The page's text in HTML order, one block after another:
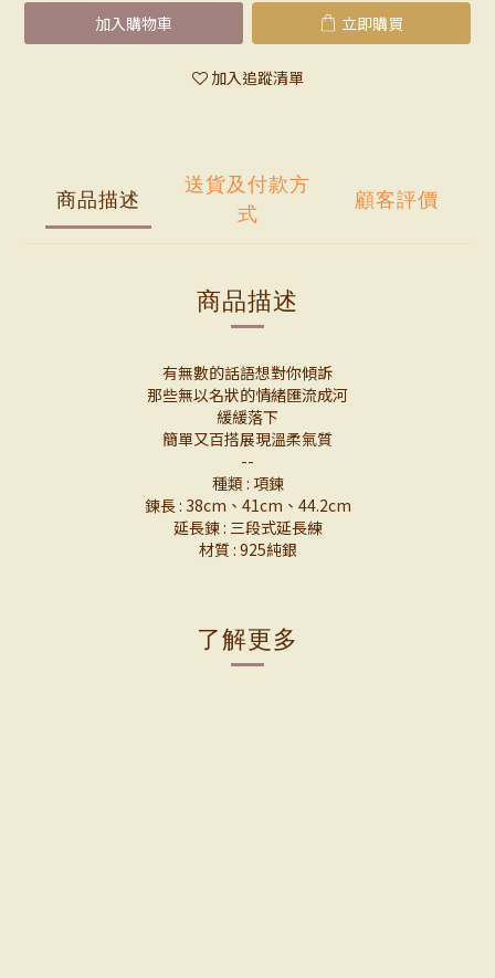
加入購物車 立即購買
加入追蹤清單
商品描述
送貨及付款方
式
顧客評價
商品描述
有無數的話語想對你傾訴
那些無以名狀的情緒匯流成河
緩緩落下
簡單又百搭展現溫柔氣質
--
種類 : 項鍊
鍊長 : 38cm、41cm、44.2cm
延長鍊 : 三段式延長練
材質 : 925純銀
了解更多